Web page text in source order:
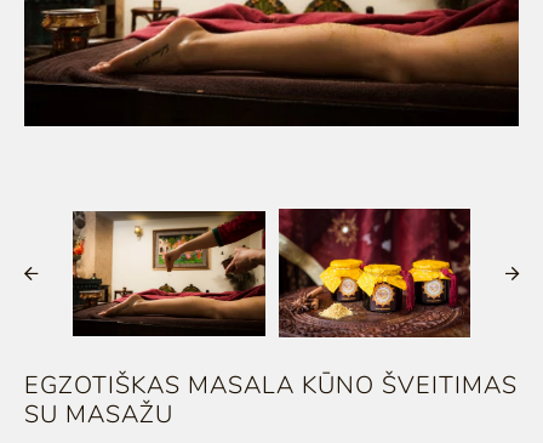
KŪNO ŠVEITIMAI
NĖŠČIOSIOMS/PO GIMDYMO
SPA ABONEMENTAI
SPA PASLAUGŲ PRIEDAI
DOVANU PAKETAI
DELUX SPA & RESORT
MAISTAS
VAIKAMS
AKSESUARAI
SHANTI LINIJA
ONLINE DOVANOS
MASAŽŲ KURSAI
EGZOTIŠKAS MASALA KŪNO ŠVEITIMAS
SU MASAŽU